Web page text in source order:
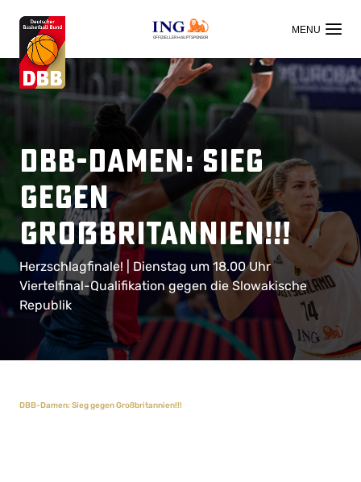
OFFIZIELLER HAUPTSPONSOR
DBB-Damen: Sieg
gegen
Großbritannien!!!
Herzschlagfinale! | Dienstag um 18.00 Uhr
Viertelfinal-Qualifikation gegen die Slowakische
Republik
DBB-Damen: Sieg gegen Großbritannien!!!